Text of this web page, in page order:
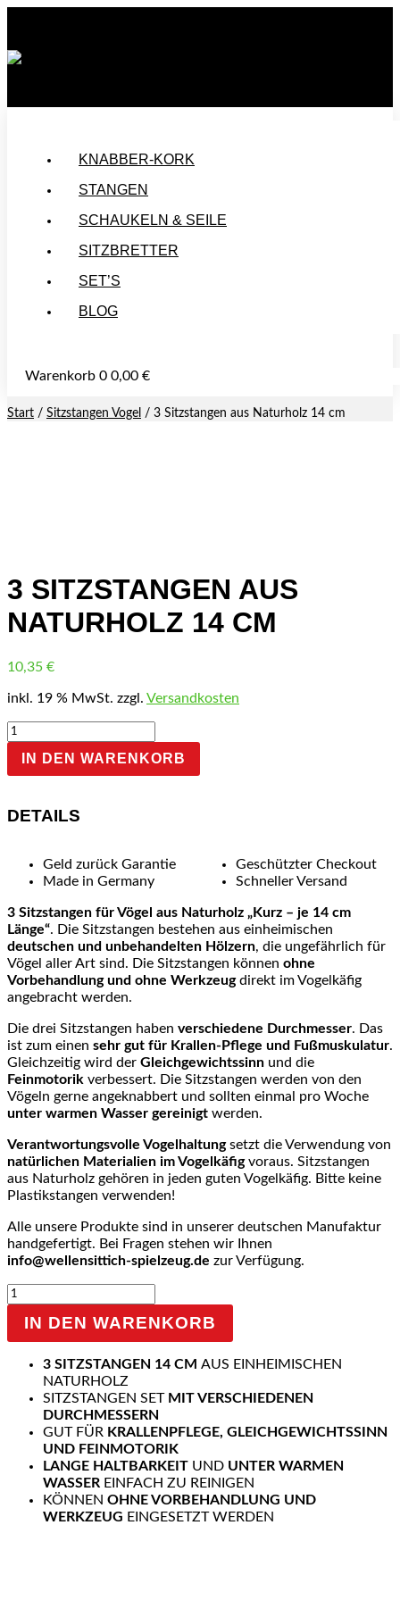
KNABBER-KORK
STANGEN
SCHAUKELN & SEILE
SITZBRETTER
SET’S
BLOG
Warenkorb 0 0,00 €
Start / Sitzstangen Vogel / 3 Sitzstangen aus Naturholz 14 cm
3 SITZSTANGEN AUS
NATURHOLZ 14 CM
10,35 €
inkl. 19 % MwSt. zzgl. Versandkosten
3
Sitzstangen
aus
Naturholz
cm
IN DEN WARENKORB
DETAILS
Geld zurück Garantie
Made in Germany
Geschützter Checkout
Schneller Versand
3 Sitzstangen für Vögel aus Naturholz „Kurz – je 14 cm
Länge“. Die Sitzstangen bestehen aus einheimischen
deutschen und unbehandelten Hölzern, die ungefährlich für
Vögel aller Art sind. Die Sitzstangen können ohne
Vorbehandlung und ohne Werkzeugdirekt im Vogelkäfig
angebracht werden.
Die drei Sitzstangen haben verschiedene Durchmesser. Das
ist zum einen sehr gut für Krallen-Pflege und Fußmuskulatur.
Gleichzeitig wird der Gleichgewichtssinn und die
Feinmotorik verbessert. Die Sitzstangen werden von den
Vögeln gerne angeknabbert und sollten einmal pro Woche
unter warmen Wasser gereinigt werden.
Verantwortungsvolle Vogelhaltungsetzt die Verwendung von
natürlichen Materialien im Vogelkäfigvoraus. Sitzstangen
aus Naturholz gehören in jeden guten Vogelkäfig. Bitte keine
Plastikstangen verwenden!
Alle unsere Produkte sind in unserer deutschen Manufaktur
handgefertigt. Bei Fragen stehen wir Ihnen
info@wellensittich-spielzeug.de zur Verfügung.
3
Sitzstangen
aus
Naturholz
Menge
IN DEN WARENKORB
3 SITZSTANGEN 14 CM AUS EINHEIMISCHEN
NATURHOLZ
SITZSTANGEN SET MIT VERSCHIEDENEN
DURCHMESSERN
GUT FÜR KRALLENPFLEGE, GLEICHGEWICHTSSINN
UND FEINMOTORIK
LANGE HALTBARKEIT UND UNTER WARMEN
WASSER EINFACH ZU REINIGEN
KÖNNEN OHNE VORBEHANDLUNG UND
WERKZEUG EINGESETZT WERDEN